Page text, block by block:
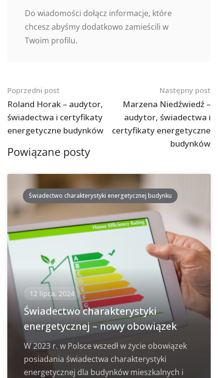
Do wiadomości dołącz informacje, które
chcesz abyśmy dodatkowo zamieścili w
Twoim profilu.
Nawigacja
po
postach
Poprzedni post
Roland Horak – audytor,
świadectwa i certyfikaty
energetyczne budynków
Następny post
Marzena Niedźwiedź –
audytor, świadectwa i
certyfikaty energetyczne
budynków
Powiązane posty
Świadectwo charakterystyki energetycznej budynku
12 lipca, 2024
Świadectwo charakterystyki
energetycznej – nowy obowiązek
W 2023 r. w Polsce wszedł w życie obowiązek
posiadania świadectwa charakterystyki
energetycznej dla budynków mieszkalnych i